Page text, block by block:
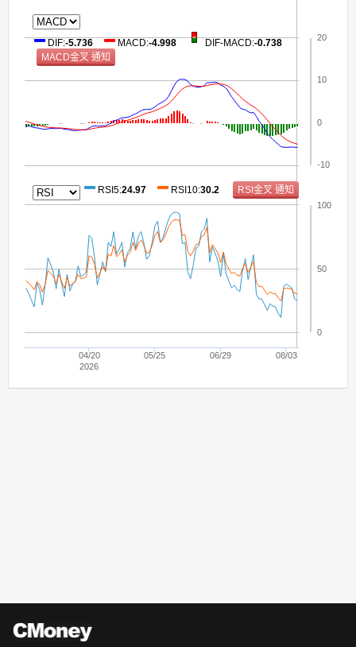
04/20
2026
05/25 06/29 08/03
-10
0
10
20
0
50
100
DIF:-5.736 MACD:-4.998 DIF-MACD:-0.738
RSI5:24.97 RSI10:30.2